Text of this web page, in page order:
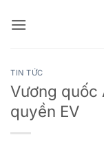
qua
TIN TỨC
Vương quốc
quyền EV